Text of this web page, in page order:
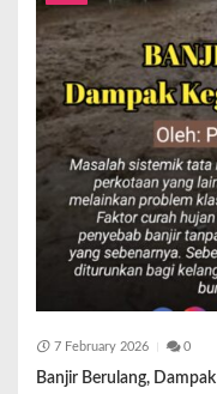
7 February 2026 0
Banjir Berulang,